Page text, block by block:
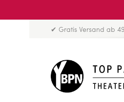
✔ Gratis Versand ab